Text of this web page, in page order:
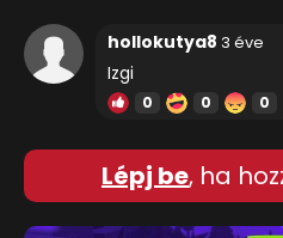
hollokutya8 3 éve
Izgi
0 0 0
Lépj be, ha